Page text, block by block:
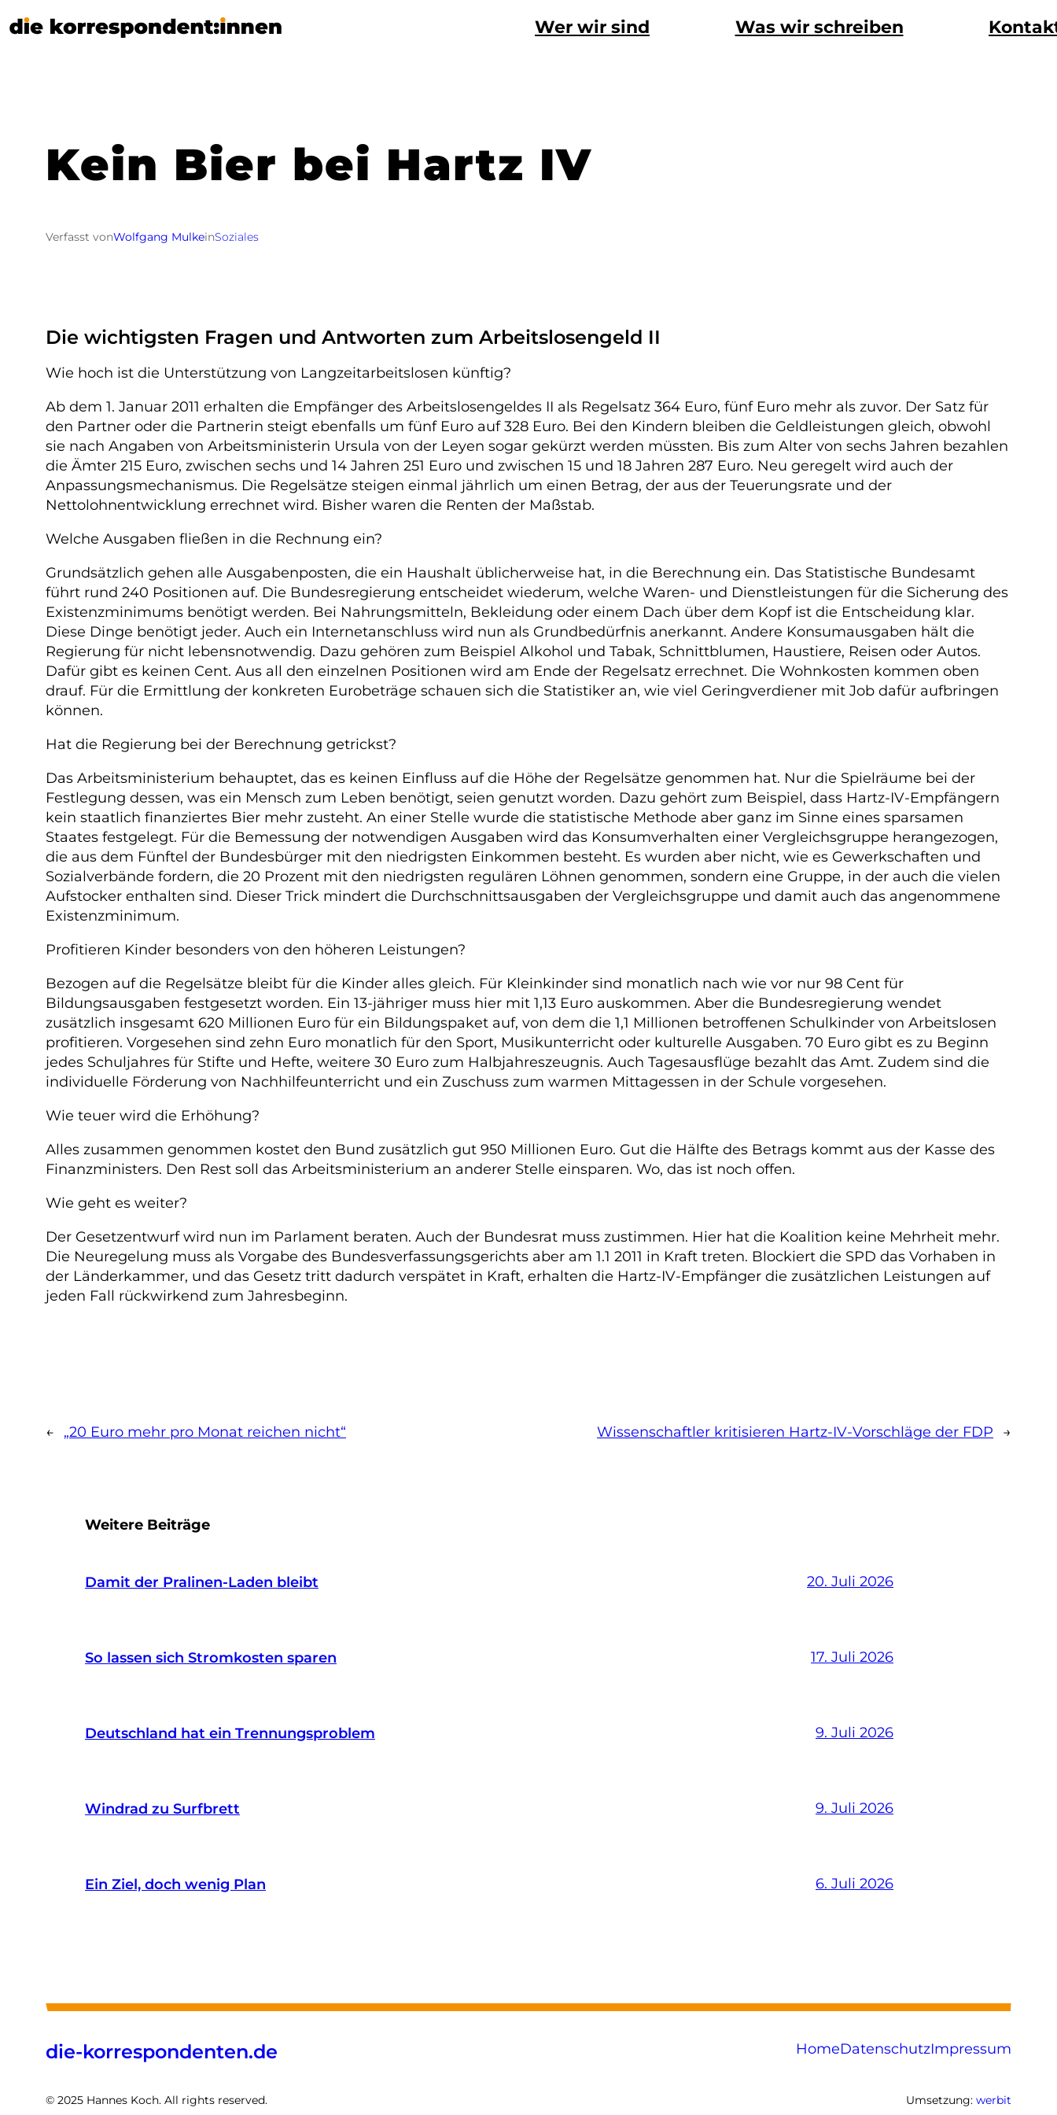
Wer wir sind Was wir schreiben
Kein Bier bei Hartz IV
Verfasst vonWolfgang MulkeinSoziales
Die wichtigsten Fragen und Antworten zum Arbeitslosengeld II
Wie hoch ist die Unterstützung von Langzeitarbeitslosen künftig?
Ab dem 1. Januar 2011 erhalten die Empfänger des Arbeitslosengeldes II als Regelsatz 364 Euro, fünf Euro mehr als zuvor. Der Satz für
den Partner oder die Partnerin steigt ebenfalls um fünf Euro auf 328 Euro. Bei den Kindern bleiben die Geldleistungen gleich, obwohl
sie nach Angaben von Arbeitsministerin Ursula von der Leyen sogar gekürzt werden müssten. Bis zum Alter von sechs Jahren bezahlen
die Ämter 215 Euro, zwischen sechs und 14 Jahren 251 Euro und zwischen 15 und 18 Jahren 287 Euro. Neu geregelt wird auch der
Anpassungsmechanismus. Die Regelsätze steigen einmal jährlich um einen Betrag, der aus der Teuerungsrate und der
Nettolohnentwicklung errechnet wird. Bisher waren die Renten der Maßstab.
Welche Ausgaben fließen in die Rechnung ein?
Grundsätzlich gehen alle Ausgabenposten, die ein Haushalt üblicherweise hat, in die Berechnung ein. Das Statistische Bundesamt
führt rund 240 Positionen auf. Die Bundesregierung entscheidet wiederum, welche Waren- und Dienstleistungen für die Sicherung des
Existenzminimums benötigt werden. Bei Nahrungsmitteln, Bekleidung oder einem Dach über dem Kopf ist die Entscheidung klar.
Diese Dinge benötigt jeder. Auch ein Internetanschluss wird nun als Grundbedürfnis anerkannt. Andere Konsumausgaben hält die
Regierung für nicht lebensnotwendig. Dazu gehören zum Beispiel Alkohol und Tabak, Schnittblumen, Haustiere, Reisen oder Autos.
Dafür gibt es keinen Cent. Aus all den einzelnen Positionen wird am Ende der Regelsatz errechnet. Die Wohnkosten kommen oben
drauf. Für die Ermittlung der konkreten Eurobeträge schauen sich die Statistiker an, wie viel Geringverdiener mit Job dafür aufbringen
können.
Hat die Regierung bei der Berechnung getrickst?
Das Arbeitsministerium behauptet, das es keinen Einfluss auf die Höhe der Regelsätze genommen hat. Nur die Spielräume bei der
Festlegung dessen, was ein Mensch zum Leben benötigt, seien genutzt worden. Dazu gehört zum Beispiel, dass Hartz-IV-Empfängern
kein staatlich finanziertes Bier mehr zusteht. An einer Stelle wurde die statistische Methode aber ganz im Sinne eines sparsamen
Staates festgelegt. Für die Bemessung der notwendigen Ausgaben wird das Konsumverhalten einer Vergleichsgruppe herangezogen,
die aus dem Fünftel der Bundesbürger mit den niedrigsten Einkommen besteht. Es wurden aber nicht, wie es Gewerkschaften und
Sozialverbände fordern, die 20 Prozent mit den niedrigsten regulären Löhnen genommen, sondern eine Gruppe, in der auch die vielen
Aufstocker enthalten sind. Dieser Trick mindert die Durchschnittsausgaben der Vergleichsgruppe und damit auch das angenommene
Existenzminimum.
Profitieren Kinder besonders von den höheren Leistungen?
Bezogen auf die Regelsätze bleibt für die Kinder alles gleich. Für Kleinkinder sind monatlich nach wie vor nur 98 Cent für
Bildungsausgaben festgesetzt worden. Ein 13-jähriger muss hier mit 1,13 Euro auskommen. Aber die Bundesregierung wendet
zusätzlich insgesamt 620 Millionen Euro für ein Bildungspaket auf, von dem die 1,1 Millionen betroffenen Schulkinder von Arbeitslosen
profitieren. Vorgesehen sind zehn Euro monatlich für den Sport, Musikunterricht oder kulturelle Ausgaben. 70 Euro gibt es zu Beginn
jedes Schuljahres für Stifte und Hefte, weitere 30 Euro zum Halbjahreszeugnis. Auch Tagesausflüge bezahlt das Amt. Zudem sind die
individuelle Förderung von Nachhilfeunterricht und ein Zuschuss zum warmen Mittagessen in der Schule vorgesehen.
Wie teuer wird die Erhöhung?
Alles zusammen genommen kostet den Bund zusätzlich gut 950 Millionen Euro. Gut die Hälfte des Betrags kommt aus der Kasse des
Finanzministers. Den Rest soll das Arbeitsministerium an anderer Stelle einsparen. Wo, das ist noch offen.
Wie geht es weiter?
Der Gesetzentwurf wird nun im Parlament beraten. Auch der Bundesrat muss zustimmen. Hier hat die Koalition keine Mehrheit mehr.
Die Neuregelung muss als Vorgabe des Bundesverfassungsgerichts aber am 1.1 2011 in Kraft treten. Blockiert die SPD das Vorhaben in
der Länderkammer, und das Gesetz tritt dadurch verspätet in Kraft, erhalten die Hartz-IV-Empfänger die zusätzlichen Leistungen auf
jeden Fall rückwirkend zum Jahresbeginn.
← „20 Euro mehr pro Monat reichen nicht“ Wissenschaftler kritisieren Hartz-IV-Vorschläge der FDP →
Weitere Beiträge
Damit der Pralinen-Laden bleibt 20. Juli 2026
So lassen sich Stromkosten sparen 17. Juli 2026
Deutschland hat ein Trennungsproblem 9. Juli 2026
Windrad zu Surfbrett 9. Juli 2026
Ein Ziel, doch wenig Plan 6. Juli 2026
die-korrespondenten.de HomeDatenschutzImpressum
© 2025 Hannes Koch. All rights reserved. Umsetzung: werbit